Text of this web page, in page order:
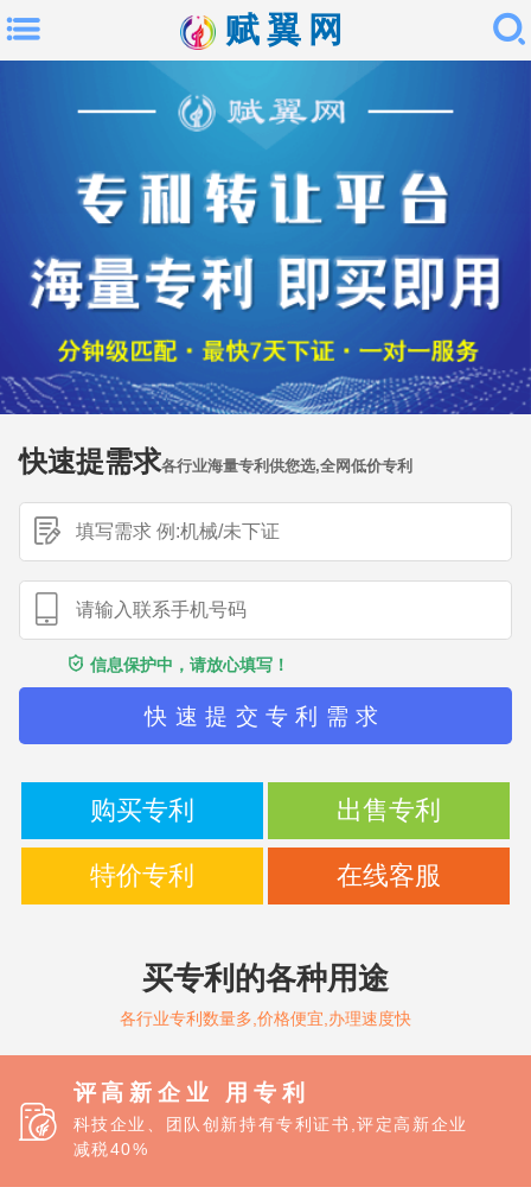
赋翼网
快速提需求各行业海量专利供您选,全网低价专利
信息保护中，请放心填写！
快速提交专利需求
购买专利 出售专利
特价专利 在线客服
买专利的各种用途
各行业专利数量多,价格便宜,办理速度快
评高新企业 用专利
科技企业、团队创新持有专利证书,评定高新企业
减税40%